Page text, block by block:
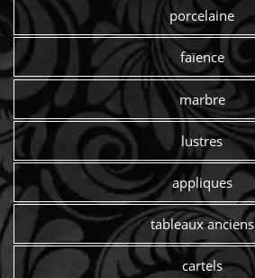
porcelaine
faïence
marbre
lustres
appliques
tableaux anciens
cartels